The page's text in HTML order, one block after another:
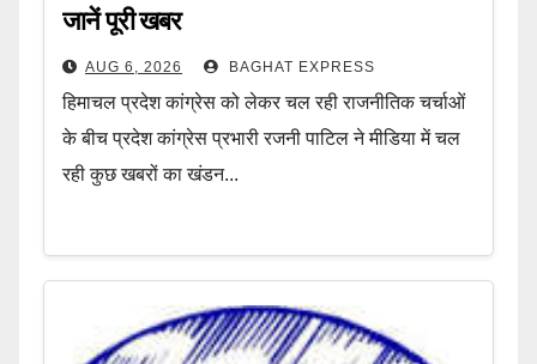
जानें पूरी खबर
AUG 6, 2026 BAGHAT EXPRESS
हिमाचल प्रदेश कांग्रेस को लेकर चल रही राजनीतिक चर्चाओं
के बीच प्रदेश कांग्रेस प्रभारी रजनी पाटिल ने मीडिया में चल
रही कुछ खबरों का खंडन...